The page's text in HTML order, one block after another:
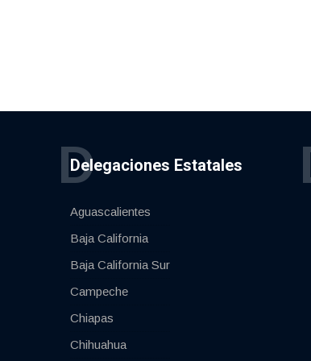
Delegaciones Estatales
D
Aguascalientes
Baja California
Baja California Sur
Campeche
Chiapas
Chihuahua